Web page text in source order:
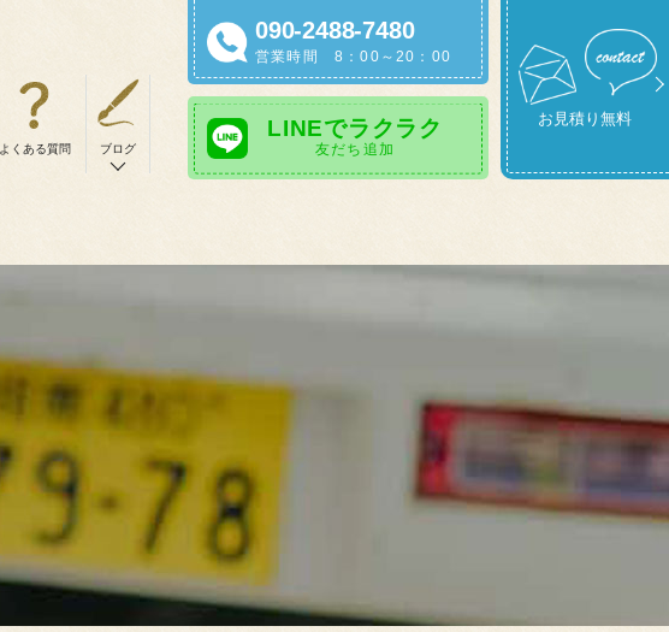
よくある質問 ブログ
090-2488-7480
営業時間 8：00～20：00
LINEでラクラク
友だち追加
お見積り無料